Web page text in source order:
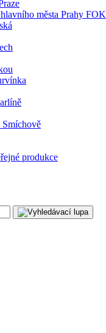
města Prahy FOK
Smíchově
produkce